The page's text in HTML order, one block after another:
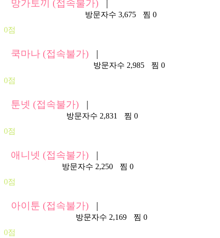
망가토끼 (접속불가) |
방문자수 3,675
찜 0
0점
쿡마나 (접속불가) |
방문자수 2,985
찜 0
0점
툰넷 (접속불가) |
방문자수 2,831
찜 0
0점
애니넷 (접속불가) |
방문자수 2,250
찜 0
0점
아이툰 (접속불가) |
방문자수 2,169
찜 0
0점